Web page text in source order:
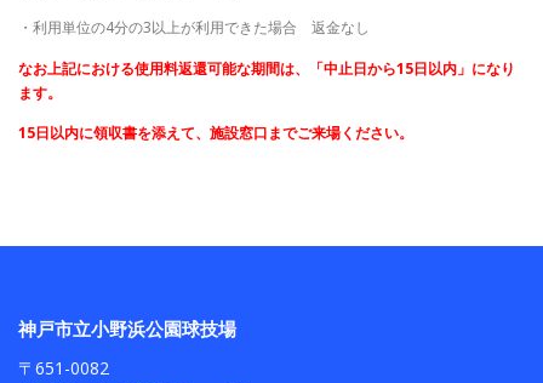
・利用単位の4分の3以上が利用できた場合 返金なし
なお上記における使用料返還可能な期間は、「中止日から15日以内」になり
ます。
15日以内に領収書を添えて、施設窓口までご来場ください。
神戸市立小野浜公園球技場
〒651-0082